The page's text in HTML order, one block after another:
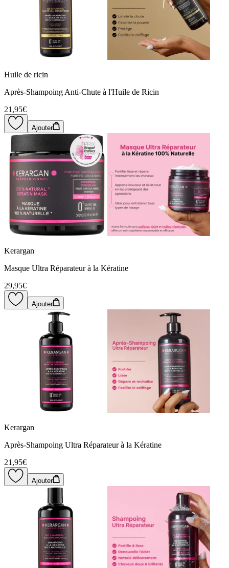
Huile de ricin
Après-Shampoing Anti-Chute à l'Huile de Ricin
21,95€
Ajouter
Kerargan
Masque Ultra Réparateur à la Kératine
29,95€
Ajouter
Kerargan
Après-Shampoing Ultra Réparateur à la Kératine
21,95€
Ajouter